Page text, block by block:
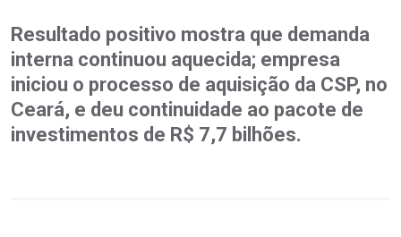
Resultado positivo mostra que demanda
interna continuou aquecida; empresa
iniciou o processo de aquisição da CSP, no
Ceará, e deu continuidade ao pacote de
investimentos de R$ 7,7 bilhões.